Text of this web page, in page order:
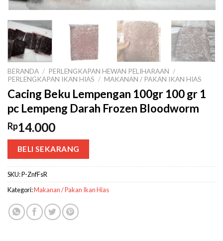
BERANDA / PERLENGKAPAN HEWAN PELIHARAAN /
PERLENGKAPAN IKAN HIAS / MAKANAN / PAKAN IKAN HIAS
Cacing Beku Lempengan 100gr 100 gr 1
pc Lempeng Darah Frozen Bloodworm
Rp14.000
BELI SEKARANG
SKU:P-ZnfFsR
Kategori:Makanan / Pakan Ikan Hias